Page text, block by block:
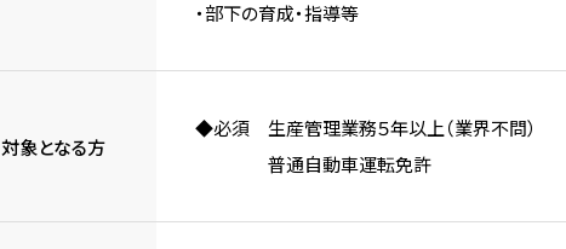
・部下の育成・指導等
対象となる方
◆必須 生産管理業務５年以上（業界不問）
普通自動車運転免許